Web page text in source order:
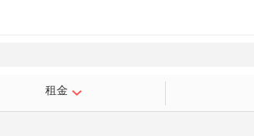
租金